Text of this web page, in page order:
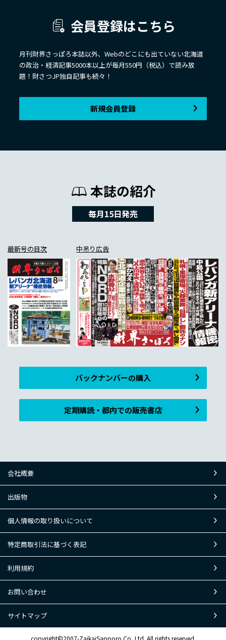
会員登録はこちら
月刊財界さっぽろ本誌以外、Webのどこにも出ていない北海道
の政治・経済記事5000本以上が毎月550円（税込）で読み放
題！財さつJP独自記事も続々！
新規会員登録
本誌の紹介
毎月15日発売
最新号の目次 中吊り広告
バックナンバーの購入
定期購読・都内での販売書店
会社概要
出版物
個人情報の取り扱いについて
特定商取引法に基づく表記
利用規約
お問い合わせ
サイトマップ